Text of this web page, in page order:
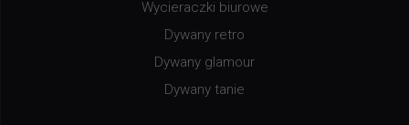
Wycieraczki biurowe
Dywany retro
Dywany glamour
Dywany tanie